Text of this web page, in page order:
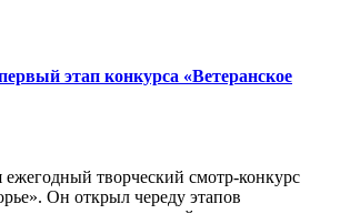
этап конкурса «Ветеранское
ежегодный творческий смотр-конкурс
Он открыл череду этапов